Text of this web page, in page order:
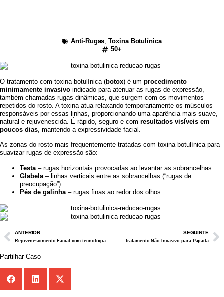
Anti-Rugas,Toxina Botulínica
50+
O tratamento com toxina botulínica (botox) é um procedimento
minimamente invasivo indicado para atenuar as rugas de expressão,
também chamadas rugas dinâmicas, que surgem com os movimentos
repetidos do rosto. A toxina atua relaxando temporariamente os músculos
responsáveis por essas linhas, proporcionando uma aparência mais suave,
natural e rejuvenescida. É rápido, seguro e com resultados visíveis em
poucos dias , mantendo a expressividade facial.
As zonas do rosto mais frequentemente tratadas com toxina botulínica para
suavizar rugas de expressão são:
Testa – rugas horizontais provocadas ao levantar as sobrancelhas.
Glabela – linhas verticais entre as sobrancelhas (“rugas de
preocupação”).
Pés de galinha – rugas finas ao redor dos olhos.
ANTERIOR SEGUINTE
Tratamento Não Invasivo para Papada
Partilhar Caso